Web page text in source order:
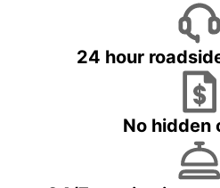
24 hour
No hidden